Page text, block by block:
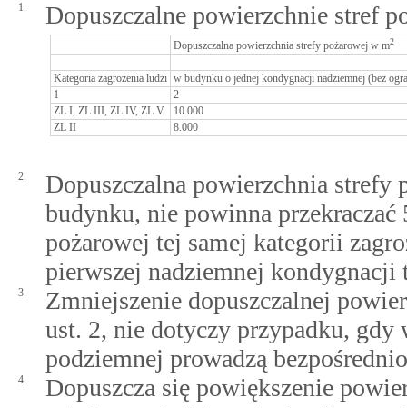
1. Dopuszczalne powierzchnie stref
Dopuszczalna powierzchnia strefy pożarowej w m2
Kategoria zagrożenia ludzi w budynku o jednej kondygnacji nadziemnej (bez
1
2
ZL I, ZL III, ZL IV, ZL V
10.000
ZL II
8.000
2.
Dopuszczalna powierzchnia strefy
budynku, nie powinna
pożarowej tej samej kategorii
pierwszej nadziemnej kondygnacji
3.
Zmniejszenie dopuszczalnej
ust. 2, nie dotyczy przypadku,
podziemnej prowadzą
4.
Dopuszcza się powiększenie